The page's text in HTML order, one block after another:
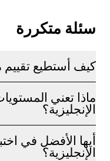
سئلة متكررة
كيف أستطيع تقييم
ماذا تعني
الإنجليزية؟
أيها الأفضل في
الإنجليزية؟